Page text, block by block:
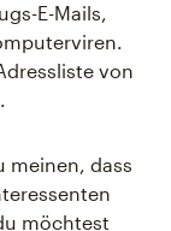
E-Mails,
von
meinen, dass
möchtest